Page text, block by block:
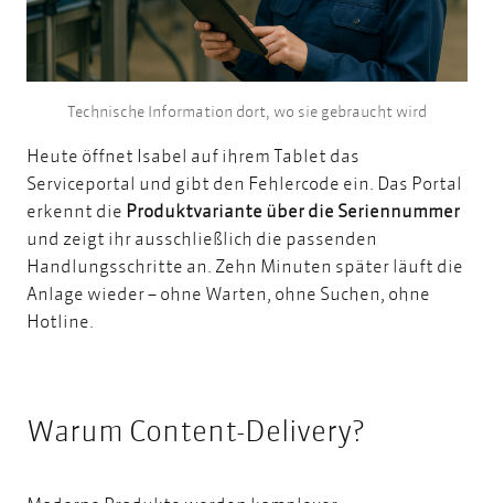
Technische Information dort, wo sie gebraucht wird
Heute öffnet Isabel auf ihrem Tablet das
Serviceportal und gibt den Fehlercode ein. Das Portal
erkennt die Produktvariante über die Seriennummer
und zeigt ihr ausschließlich die passenden
Handlungsschritte an. Zehn Minuten später läuft die
Anlage wieder – ohne Warten, ohne Suchen, ohne
Hotline.
Warum Content-Delivery?